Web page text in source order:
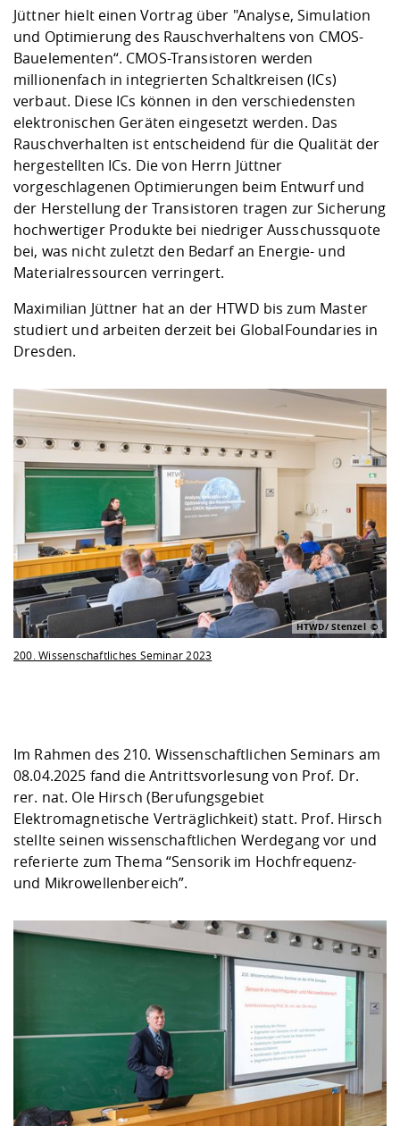
Jüttner hielt einen Vortrag über "Analyse, Simulation
und Optimierung des Rauschverhaltens von CMOS-
Bauelementen“. CMOS-Transistoren werden
millionenfach in integrierten Schaltkreisen (ICs)
verbaut. Diese ICs können in den verschiedensten
elektronischen Geräten eingesetzt werden. Das
Rauschverhalten ist entscheidend für die Qualität der
hergestellten ICs. Die von Herrn Jüttner
vorgeschlagenen Optimierungen beim Entwurf und
der Herstellung der Transistoren tragen zur Sicherung
hochwertiger Produkte bei niedriger Ausschussquote
bei, was nicht zuletzt den Bedarf an Energie- und
Materialressourcen verringert.
Maximilian Jüttner hat an der HTWD bis zum Master
studiert und arbeiten derzeit bei GlobalFoundaries in
Dresden.
HTWD/ Stenzel
200. Wissenschaftliches Seminar 2023
Im Rahmen des 210. Wissenschaftlichen Seminars am
08.04.2025 fand die Antrittsvorlesung von Prof. Dr.
rer. nat. Ole Hirsch (Berufungsgebiet
Elektromagnetische Verträglichkeit) statt. Prof. Hirsch
stellte seinen wissenschaftlichen Werdegang vor und
referierte zum Thema “Sensorik im Hochfrequenz-
und Mikrowellenbereich”.